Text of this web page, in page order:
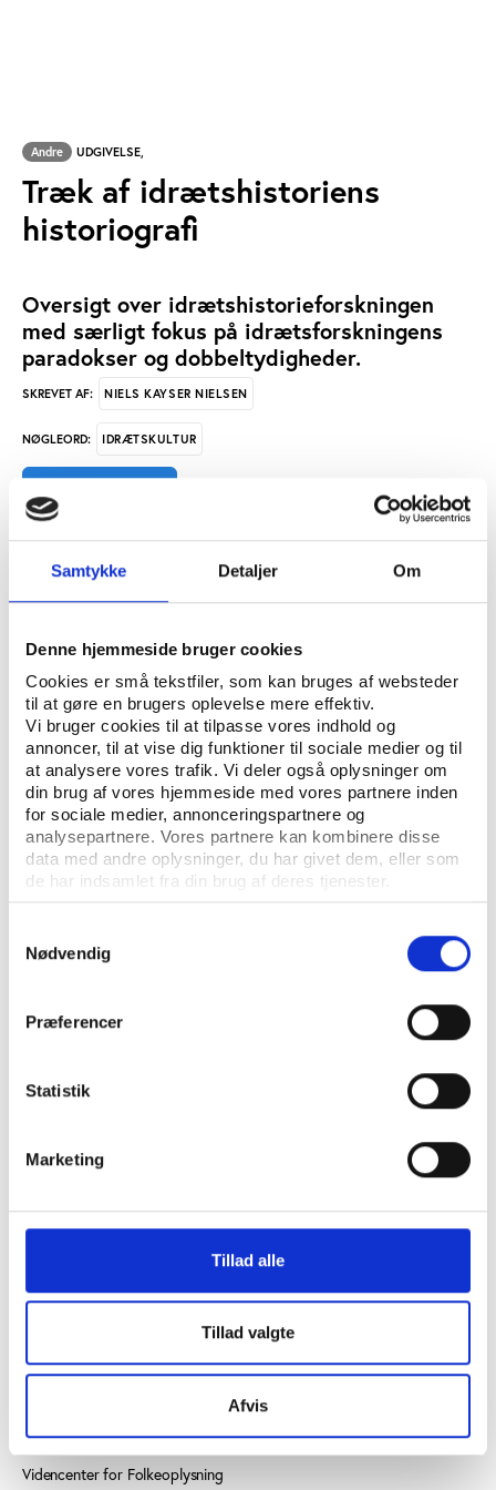
Samtykke Detaljer Om
Denne hjemmeside bruger cookies
Cookies er små tekstfiler, som kan bruges af websteder
til at gøre en brugers oplevelse mere effektiv.
Vi bruger cookies til at tilpasse vores indhold og
annoncer, til at vise dig funktioner til sociale medier og til
at analysere vores trafik. Vi deler også oplysninger om
din brug af vores hjemmeside med vores partnere inden
for sociale medier, annonceringspartnere og
analysepartnere. Vores partnere kan kombinere disse
data med andre oplysninger, du har givet dem, eller som
de har indsamlet fra din brug af deres tjenester.
Nødvendig
Præferencer
Statistik
Marketing
Tillad alle
Tillad valgte
Afvis
Andre UDGIVELSE,
Træk af idrætshistoriens
historiografi
Oversigt over idrætshistorieforskningen
med særligt fokus på idrætsforskningens
paradokser og dobbeltydigheder.
SKREVET AF: NIELS KAYSER NIELSEN
NØGLEORD: IDRÆTSKULTUR
ÅBN RAPPORT
UNIVERSITETSFORLAG
ISBN: 87-88827-00-3
Eksemplarfremstilling af papirkopier/prints fra
Idrætshistorisk Årbog til undervisningsbrug på
uddannelsesinstitutioner og intern administrativ brug
er tilladt efter aftale med COPY-DAN Tekst & Node.
Eksemplarfremstillingen skal ske inden for aftalens
begrænsninger.
+45 3266 1030
Læs mere om instituttet
SE OGSÅ
Videncenter for Folkeoplysning